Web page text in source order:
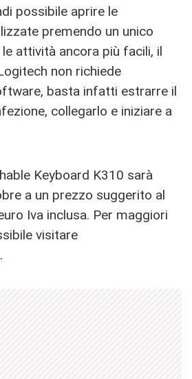
possibile aprire le
premendo un unico
attività ancora più facili, il
non richiede
basta infatti estrarre il
collegarlo e iniziare a
Keyboard K310 sarà
a un prezzo suggerito al
Iva inclusa. Per maggiori
visitare
.